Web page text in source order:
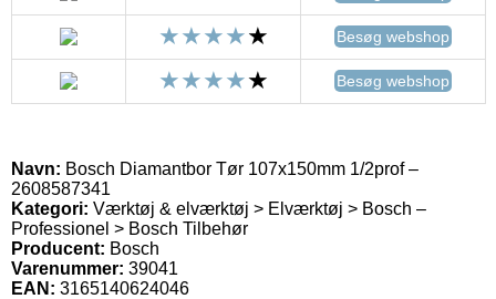
Besøg webshop
Besøg webshop
Navn: Bosch Diamantbor Tør 107x150mm 1/2prof –
2608587341
Kategori: Værktøj & elværktøj > Elværktøj > Bosch –
Professionel > Bosch Tilbehør
Producent: Bosch
Varenummer: 39041
EAN: 3165140624046